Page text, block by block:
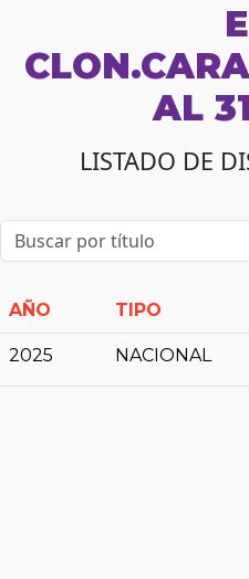
AL
LISTADO DE
AÑO TIPO
2025 NACIONAL